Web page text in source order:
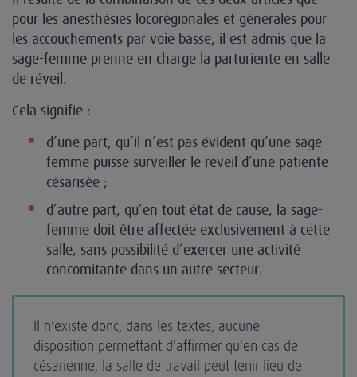
pour les anesthésies locorégionales et générales pour
les accouchements par voie basse, il est admis que la
sage-femme prenne en charge la parturiente en salle
de réveil.
Cela signifie :
d’une part, qu’il n’est pas évident qu’une sage-
femme puisse surveiller le réveil d’une patiente
césarisée ;
d’autre part, qu’en tout état de cause, la sage-
femme doit être affectée exclusivement à cette
salle, sans possibilité d’exercer une activité
concomitante dans un autre secteur.
Il n'existe donc, dans les textes, aucune
disposition permettant d'affirmer qu'en cas de
césarienne, la salle de travail peut tenir lieu de